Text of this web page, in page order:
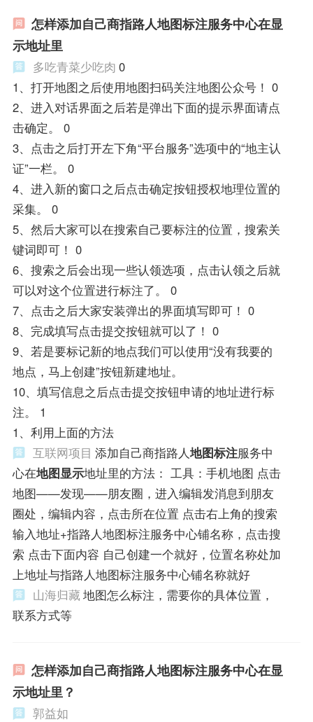
怎样添加自己商指路人地图标注服务中心在显
示地址里
多吃青菜少吃肉 0
1、打开地图之后使用地图扫码关注地图公众号！ 0
2、进入对话界面之后若是弹出下面的提示界面请点
击确定。 0
3、点击之后打开左下角“平台服务”选项中的“地主认
证”一栏。 0
4、进入新的窗口之后点击确定按钮授权地理位置的
采集。 0
5、然后大家可以在搜索自己要标注的位置，搜索关
键词即可！ 0
6、搜索之后会出现一些认领选项，点击认领之后就
可以对这个位置进行标注了。 0
7、点击之后大家安装弹出的界面填写即可！ 0
8、完成填写点击提交按钮就可以了！ 0
9、若是要标记新的地点我们可以使用“没有我要的
地点，马上创建”按钮新建地址。
10、填写信息之后点击提交按钮申请的地址进行标
注。 1
1、利用上面的方法
互联网项目 添加自己商指路人地图标注服务中
心在地图显示地址里的方法： 工具：手机地图 点击
地图——发现——朋友圈，进入编辑发消息到朋友
圈处，编辑内容，点击所在位置 点击右上角的搜索
输入地址+指路人地图标注服务中心铺名称，点击搜
索 点击下面内容 自己创建一个就好，位置名称处加
上地址与指路人地图标注服务中心铺名称就好
山海归藏 地图怎么标注，需要你的具体位置，
联系方式等
怎样添加自己商指路人地图标注服务中心在显
示地址里？
郭益如